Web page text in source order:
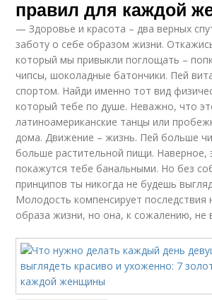
правил для каждой
— Здоровье и красота – два верных
заботу о себе образом жизни.
который мы привыкли поглощать –
чипсы, шоколадные батончики. Пей
спортом. Найди именно тот вид
который тебе по душе. Неважно, что
латиноамериканские танцы или
дома. Движение – жизнь. Пей больше
больше растительной пищи. Наверное,
покажутся тебе банальными. Но без
принципов ты никогда не будешь
Молодость компенсирует последствия
образа жизни, но она, к сожалению, не